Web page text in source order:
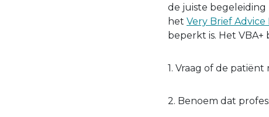
de juiste
het Very Brief Advice
beperkt is. Het
1. Vraag of de patiënt
2. Benoem dat